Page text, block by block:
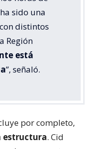
sido una
distintos
Región
está
”, señaló.
por completo,
estructura. Cid